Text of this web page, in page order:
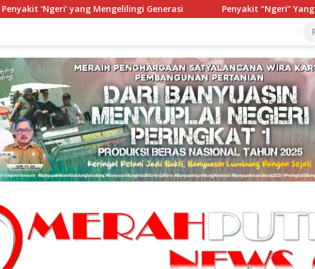
Mengelilingi Generasi Penyakit “Ngeri” Yang Mengelilingi Generasi